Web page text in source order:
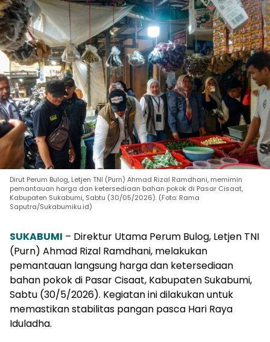
Dirut Perum Bulog, Letjen TNI (Purn) Ahmad Rizal Ramdhani, memimin
pemantauan harga dan ketersediaan bahan pokok di Pasar Cisaat,
Kabupaten Sukabumi, Sabtu (30/05/2026). (Foto: Rama
Saputra/Sukabumiku.id)
SUKABUMI – Direktur Utama Perum Bulog, Letjen TNI
(Purn) Ahmad Rizal Ramdhani, melakukan
pemantauan langsung harga dan ketersediaan
bahan pokok di Pasar Cisaat, Kabupaten Sukabumi,
Sabtu (30/5/2026). Kegiatan ini dilakukan untuk
memastikan stabilitas pangan pasca Hari Raya
Iduladha.